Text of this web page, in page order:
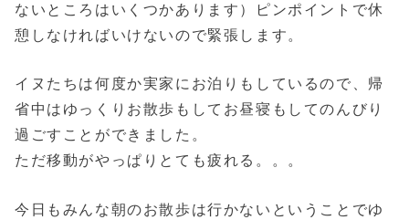
ないところはいくつかあります）ピンポイントで休
憩しなければいけないので緊張します。
イヌたちは何度か実家にお泊りもしているので、帰
省中はゆっくりお散歩もしてお昼寝もしてのんびり
過ごすことができました。
ただ移動がやっぱりとても疲れる。。。
今日もみんな朝のお散歩は行かないということでゆ